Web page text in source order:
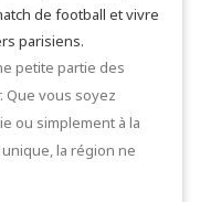
de football et vivre
parisiens.
petite partie des
Que vous soyez
ou simplement à la
la région ne